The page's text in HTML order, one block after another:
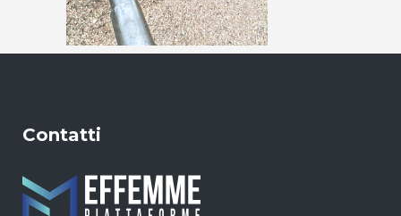
Contatti